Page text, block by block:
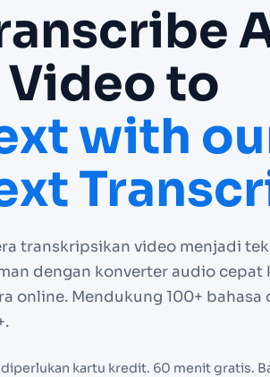
Video to
with
transkripsikan video menjadi
dengan konverter audio cepat
online. Mendukung 100+ bahasa
kartu kredit. 60 menit gratis.